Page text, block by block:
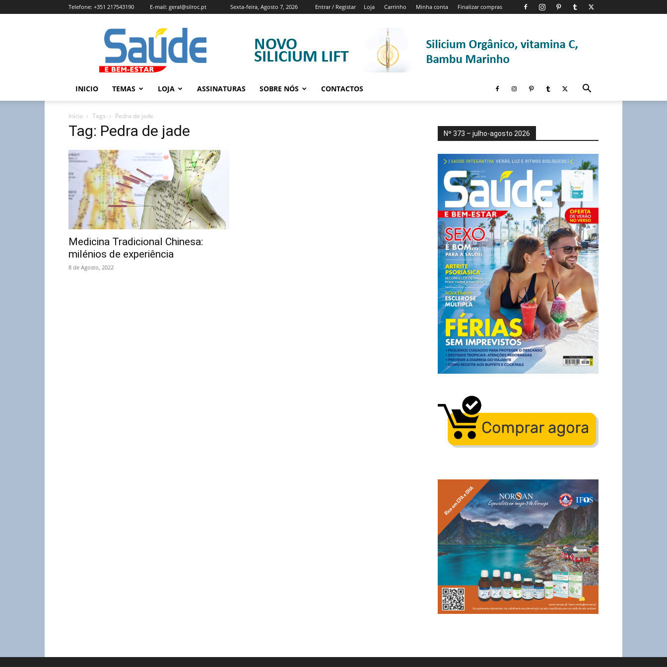
Sexta-feira, Agosto 7, 2026 Entrar / Registar Loja Carrinho Minha conta Finalizar compras
Telefone: +351 217543190 E-mail: geral@silroc.pt
Revista
Saúde
e
Bem
Estar
Edição
INICIO TEMAS LOJA ASSINATURAS SOBRE NÓS CONTACTOS
Início Tags Pedra de jade
Tag: Pedra de jade
Medicina Tradicional Chinesa:
milénios de experiência
8 de Agosto, 2022
Nº 373 – julho-agosto 2026